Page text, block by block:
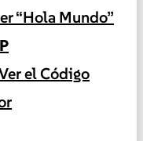
“Hola Mundo”
el Código